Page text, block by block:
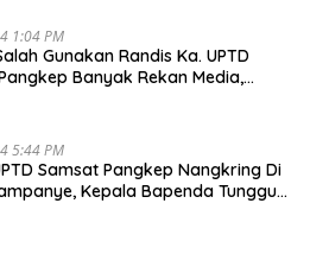
1:04 PM
Gunakan Randis Ka. UPTD
Banyak Rekan Media,
5:44 PM
Samsat Pangkep Nangkring Di
Kepala Bapenda Tunggu